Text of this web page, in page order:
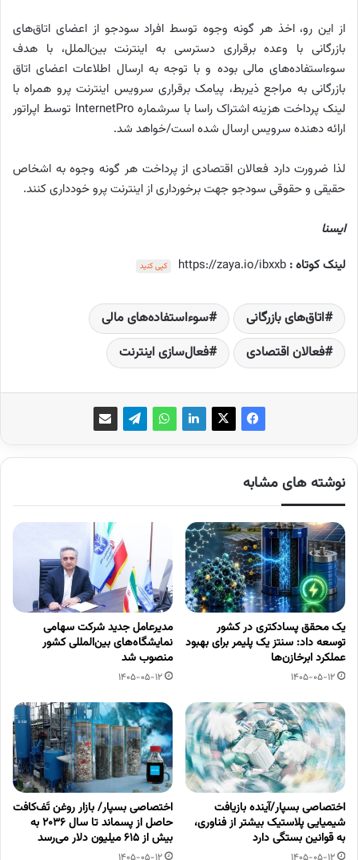
از این رو، اخذ هر گونه وجوه توسط افراد سودجو از اعضای اتاق‌های
بازرگانی با وعده برقراری دسترسی به اینترنت بین‌الملل، با هدف
سوءاستفاده‌های مالی بوده و با توجه به ارسال اطلاعات اعضای اتاق
بازرگانی به مراجع ذیربط، پیامک برقراری سرویس اینترنت پرو همراه با
لینک پرداخت هزینه اشتراک راسا با سرشماره InternetPro توسط اپراتور
ارائه دهنده سرویس ارسال شده است/خواهد شد.
لذا ضرورت دارد فعالان اقتصادی از پرداخت هر گونه وجوه به اشخاص
حقیقی و حقوقی سودجو جهت برخورداری از اینترنت پرو خودداری کنند.
ایسنا
لینک کوتاه : https://zaya.io/ibxxb کپی کنید
اتاق‌های بازرگانی
سوءاستفاده‌های مالی
فعالان اقتصادی
فعال‌سازی اینترنت
نوشته های مشابه
یک محقق پسادکتری در کشور
توسعه داد: سنتز یک پلیمر برای بهبود
عملکرد ابرخازن‌ها
1405-05-12
مدیرعامل جدید شرکت سهامی
نمایشگاه‌های بین‌المللی کشور
منصوب شد
1405-05-12
اختصاصی بسپار/آینده بازیافت
شیمیایی پلاستیک بیشتر از فناوری،
به قوانین بستگی دارد
اختصاصی بسپار/ بازار روغن تَف‌کافت
حاصل از پسماند تا سال ۲۰۳۶ به
بیش از ۶۱۵ میلیون دلار می‌رسد